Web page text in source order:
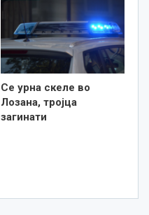
Се урна скеле во
Лозана, тројца
загинати